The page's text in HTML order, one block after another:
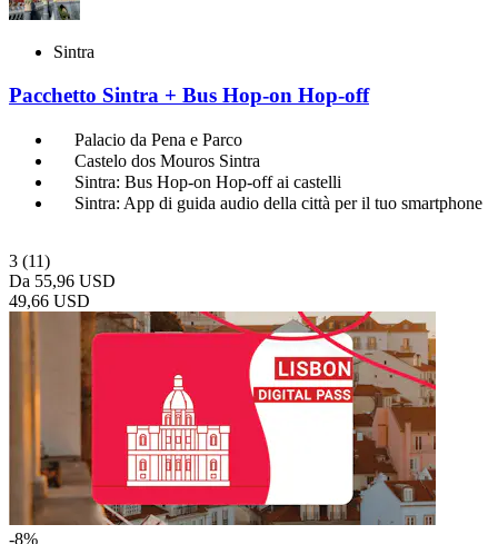
Sintra
Pacchetto Sintra + Bus Hop-on Hop-off
Palacio da Pena e Parco
Castelo dos Mouros Sintra
Sintra: Bus Hop-on Hop-off ai castelli
Sintra: App di guida audio della città per il tuo smartphone
3 (11)
Da 55,96 USD
49,66 USD
-8%